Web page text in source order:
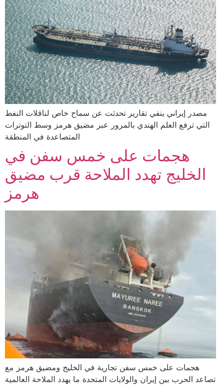
مصدر إيراني ينفي تقارير تحدثت عن سماح خاص لناقلات النفط
التي ترفع العلم الهندي بالمرور عبر مضيق هرمز وسط التوترات
المتصاعدة في المنطقة
هجمات على خمس سفن في
الخليج تهدد الملاحة قرب مضيق
هرمز
هجمات على خمس سفن تجارية في الخليج ومضيق هرمز مع
تصاعد الحرب بين إيران والولايات المتحدة ما يهدد الملاحة العالمية